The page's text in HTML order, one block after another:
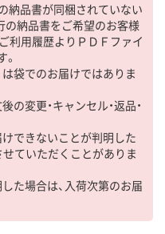
納品書が同梱されていない
の納品書をご希望のお客様
利用履歴よりＰＤＦファイ
袋でのお届けではありま
の変更・キャンセル・返品・
できないことが判明した
ていただくことがありま
た場合は、入荷次第のお届